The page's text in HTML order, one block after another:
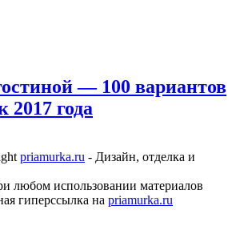
— 100 вариантов
2017 года
priamurka.ru - Дизайн, отделка и
любом использовании материалов
гиперссылка на priamurka.ru